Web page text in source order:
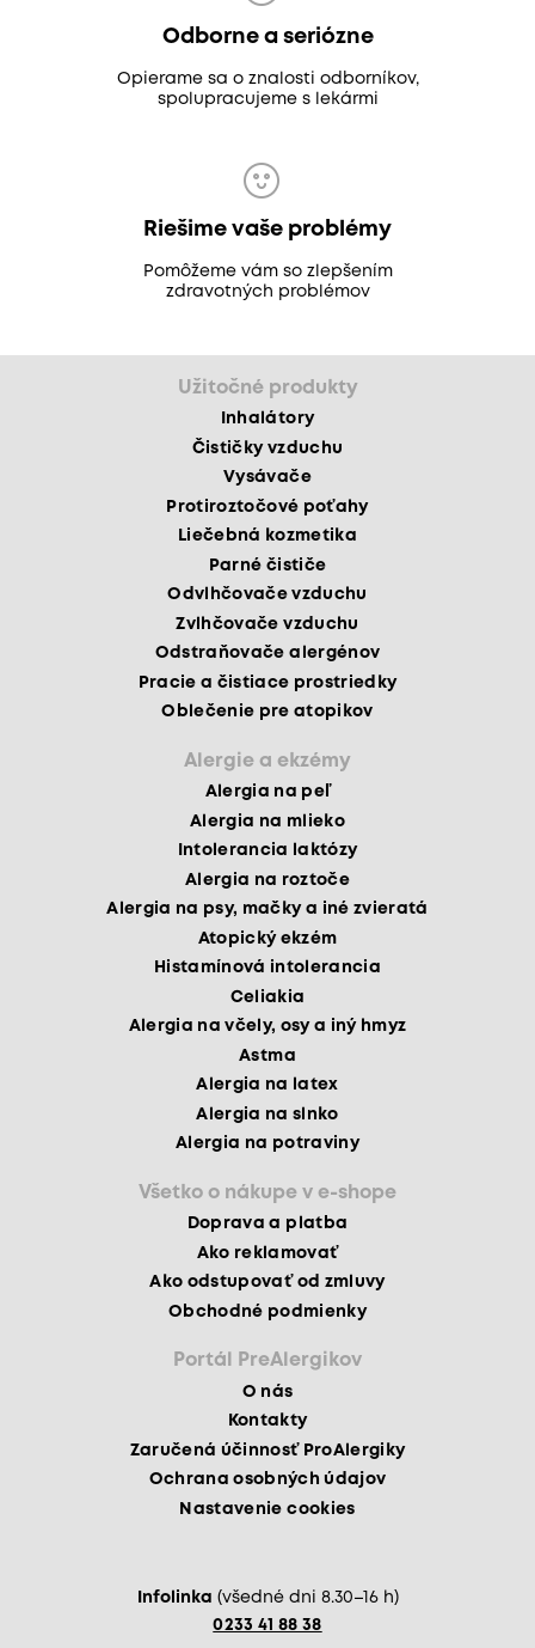
Odborne a seriózne
Opierame sa o znalosti odborníkov,
spolupracujeme s lekármi
Riešime vaše problémy
Pomôžeme vám so zlepšením
zdravotných problémov
Užitočné produkty
Inhalátory
Čističky vzduchu
Vysávače
Protiroztočové poťahy
Liečebná kozmetika
Parné čističe
Odvlhčovače vzduchu
Zvlhčovače vzduchu
Odstraňovače alergénov
Pracie a čistiace prostriedky
Oblečenie pre atopikov
Alergie a ekzémy
Alergia na peľ
Alergia na mlieko
Intolerancia laktózy
Alergia na roztoče
Alergia na psy, mačky a iné zvieratá
Atopický ekzém
Histamínová intolerancia
Celiakia
Alergia na včely, osy a iný hmyz
Astma
Alergia na latex
Alergia na slnko
Alergia na potraviny
Všetko o nákupe v e-shope
Doprava a platba
Ako reklamovať
Ako odstupovať od zmluvy
Obchodné podmienky
Portál PreAlergikov
O nás
Kontakty
Zaručená účinnosť ProAlergiky
Ochrana osobných údajov
Nastavenie cookies
Infolinka (všedné dni 8.30–16 h)
0233 41 88 38